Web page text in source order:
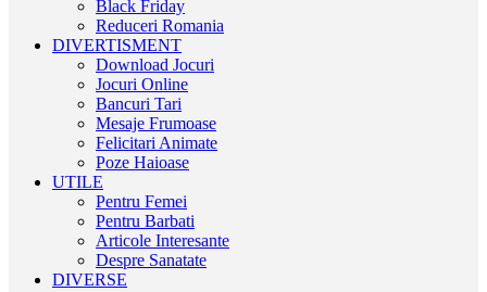
Black Friday
Reduceri Romania
DIVERTISMENT
Download Jocuri
Jocuri Online
Bancuri Tari
Mesaje Frumoase
Felicitari Animate
Poze Haioase
UTILE
Pentru Femei
Pentru Barbati
Articole Interesante
Despre Sanatate
DIVERSE